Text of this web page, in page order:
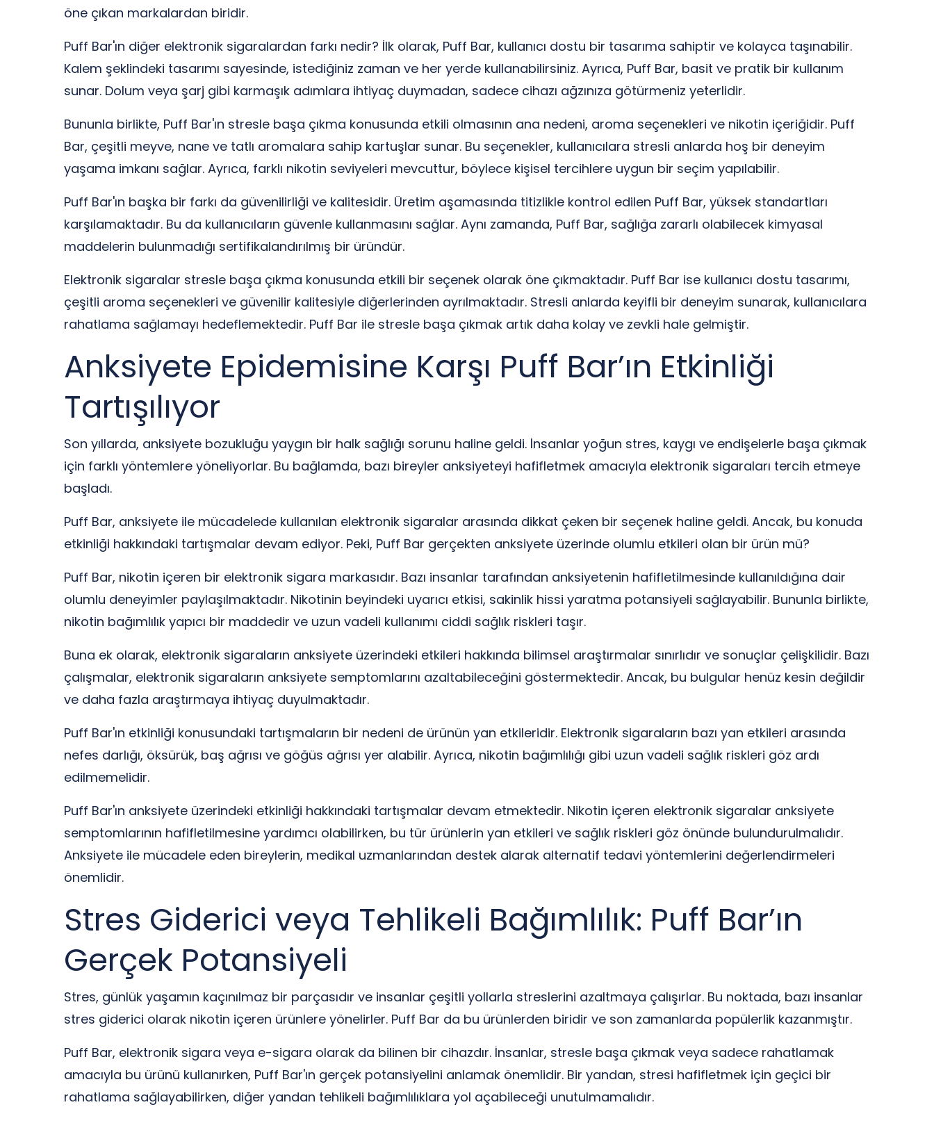
öne çıkan markalardan biridir.
Puff Bar'ın diğer elektronik sigaralardan farkı nedir? İlk olarak, Puff Bar, kullanıcı dostu bir tasarıma sahiptir ve kolayca taşınabilir.
Kalem şeklindeki tasarımı sayesinde, istediğiniz zaman ve her yerde kullanabilirsiniz. Ayrıca, Puff Bar, basit ve pratik bir kullanım
sunar. Dolum veya şarj gibi karmaşık adımlara ihtiyaç duymadan, sadece cihazı ağzınıza götürmeniz yeterlidir.
Bununla birlikte, Puff Bar'ın stresle başa çıkma konusunda etkili olmasının ana nedeni, aroma seçenekleri ve nikotin içeriğidir. Puff
Bar, çeşitli meyve, nane ve tatlı aromalara sahip kartuşlar sunar. Bu seçenekler, kullanıcılara stresli anlarda hoş bir deneyim
yaşama imkanı sağlar. Ayrıca, farklı nikotin seviyeleri mevcuttur, böylece kişisel tercihlere uygun bir seçim yapılabilir.
Puff Bar'ın başka bir farkı da güvenilirliği ve kalitesidir. Üretim aşamasında titizlikle kontrol edilen Puff Bar, yüksek standartları
karşılamaktadır. Bu da kullanıcıların güvenle kullanmasını sağlar. Aynı zamanda, Puff Bar, sağlığa zararlı olabilecek kimyasal
maddelerin bulunmadığı sertifikalandırılmış bir üründür.
Elektronik sigaralar stresle başa çıkma konusunda etkili bir seçenek olarak öne çıkmaktadır. Puff Bar ise kullanıcı dostu tasarımı,
çeşitli aroma seçenekleri ve güvenilir kalitesiyle diğerlerinden ayrılmaktadır. Stresli anlarda keyifli bir deneyim sunarak, kullanıcılara
rahatlama sağlamayı hedeflemektedir. Puff Bar ile stresle başa çıkmak artık daha kolay ve zevkli hale gelmiştir.
Anksiyete Epidemisine Karşı Puff Bar’ın Etkinliği
Tartışılıyor
Son yıllarda, anksiyete bozukluğu yaygın bir halk sağlığı sorunu haline geldi. İnsanlar yoğun stres, kaygı ve endişelerle başa çıkmak
için farklı yöntemlere yöneliyorlar. Bu bağlamda, bazı bireyler anksiyeteyi hafifletmek amacıyla elektronik sigaraları tercih etmeye
başladı.
Puff Bar, anksiyete ile mücadelede kullanılan elektronik sigaralar arasında dikkat çeken bir seçenek haline geldi. Ancak, bu konuda
etkinliği hakkındaki tartışmalar devam ediyor. Peki, Puff Bar gerçekten anksiyete üzerinde olumlu etkileri olan bir ürün mü?
Puff Bar, nikotin içeren bir elektronik sigara markasıdır. Bazı insanlar tarafından anksiyetenin hafifletilmesinde kullanıldığına dair
olumlu deneyimler paylaşılmaktadır. Nikotinin beyindeki uyarıcı etkisi, sakinlik hissi yaratma potansiyeli sağlayabilir. Bununla birlikte,
nikotin bağımlılık yapıcı bir maddedir ve uzun vadeli kullanımı ciddi sağlık riskleri taşır.
Buna ek olarak, elektronik sigaraların anksiyete üzerindeki etkileri hakkında bilimsel araştırmalar sınırlıdır ve sonuçlar çelişkilidir. Bazı
çalışmalar, elektronik sigaraların anksiyete semptomlarını azaltabileceğini göstermektedir. Ancak, bu bulgular henüz kesin değildir
ve daha fazla araştırmaya ihtiyaç duyulmaktadır.
Puff Bar'ın etkinliği konusundaki tartışmaların bir nedeni de ürünün yan etkileridir. Elektronik sigaraların bazı yan etkileri arasında
nefes darlığı, öksürük, baş ağrısı ve göğüs ağrısı yer alabilir. Ayrıca, nikotin bağımlılığı gibi uzun vadeli sağlık riskleri göz ardı
edilmemelidir.
Puff Bar'ın anksiyete üzerindeki etkinliği hakkındaki tartışmalar devam etmektedir. Nikotin içeren elektronik sigaralar anksiyete
semptomlarının hafifletilmesine yardımcı olabilirken, bu tür ürünlerin yan etkileri ve sağlık riskleri göz önünde bulundurulmalıdır.
Anksiyete ile mücadele eden bireylerin, medikal uzmanlarından destek alarak alternatif tedavi yöntemlerini değerlendirmeleri
önemlidir.
Stres Giderici veya Tehlikeli Bağımlılık: Puff Bar’ın
Gerçek Potansiyeli
Stres, günlük yaşamın kaçınılmaz bir parçasıdır ve insanlar çeşitli yollarla streslerini azaltmaya çalışırlar. Bu noktada, bazı insanlar
stres giderici olarak nikotin içeren ürünlere yönelirler. Puff Bar da bu ürünlerden biridir ve son zamanlarda popülerlik kazanmıştır.
Puff Bar, elektronik sigara veya e-sigara olarak da bilinen bir cihazdır. İnsanlar, stresle başa çıkmak veya sadece rahatlamak
amacıyla bu ürünü kullanırken, Puff Bar'ın gerçek potansiyelini anlamak önemlidir. Bir yandan, stresi hafifletmek için geçici bir
rahatlama sağlayabilirken, diğer yandan tehlikeli bağımlılıklara yol açabileceği unutulmamalıdır.